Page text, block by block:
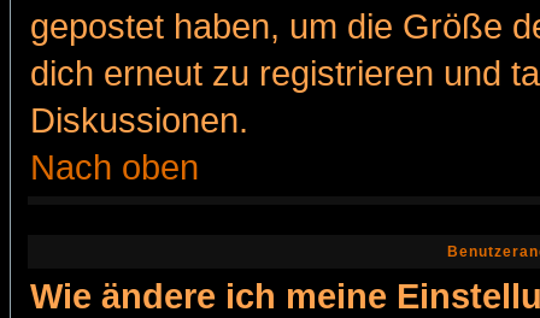
gepostet haben, um die Größe
dich erneut zu registrieren und
Diskussionen.
Nach oben
Wie ändere ich meine